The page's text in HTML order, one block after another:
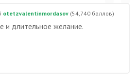
otetzvalentinmordasov (54,740 баллов)
и длительное желание.